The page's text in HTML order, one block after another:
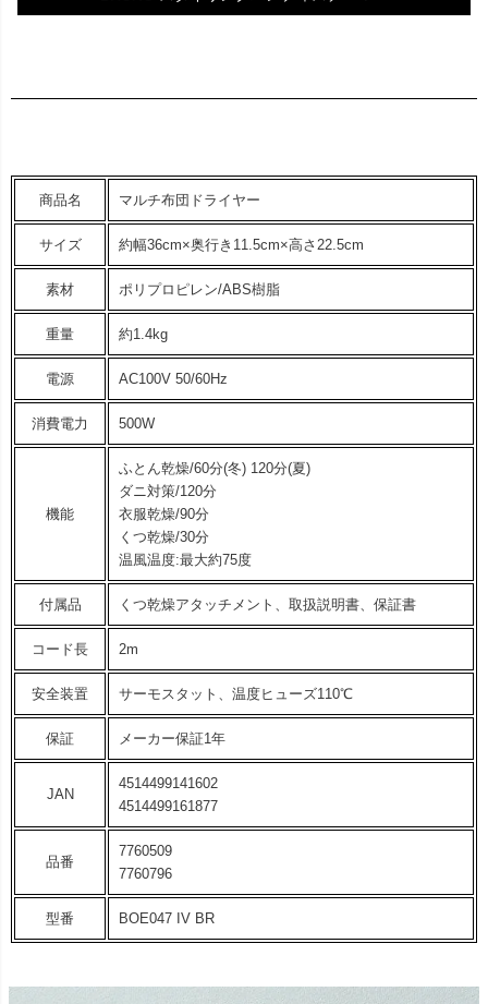
商品名 マルチ布団ドライヤー
サイズ 約幅36cm×奥行き11.5cm×高さ22.5cm
素材 ポリプロピレン/ABS樹脂
重量 約1.4kg
電源 AC100V 50/60Hz
消費電力 500W
機能
ふとん乾燥/60分(冬) 120分(夏)
ダニ対策/120分
衣服乾燥/90分
くつ乾燥/30分
温風温度:最大約75度
付属品 くつ乾燥アタッチメント、取扱説明書、保証書
コード長 2m
安全装置 サーモスタット、温度ヒューズ110℃
保証 メーカー保証1年
JAN
4514499141602
4514499161877
品番
7760509
7760796
型番 BOE047 IV BR